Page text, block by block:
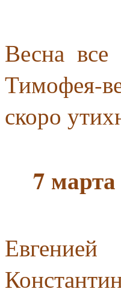
Весна все
Тимофея-
скоро
7